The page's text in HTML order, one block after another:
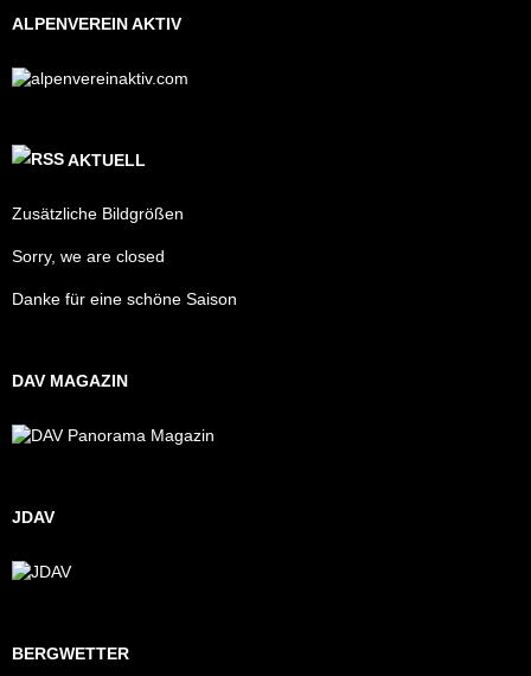
ALPENVEREIN AKTIV
AKTUELL
Zusätzliche Bildgrößen
Sorry, we are closed
Danke für eine schöne Saison
DAV MAGAZIN
JDAV
BERGWETTER